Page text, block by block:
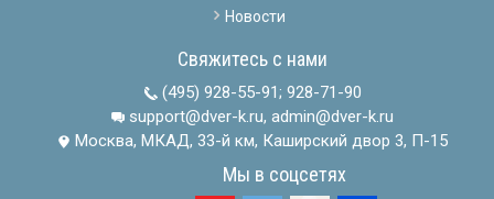
Новости
Свяжитесь с нами
(495) 928-55-91; 928-71-90
support@dver-k.ru, admin@dver-k.ru
Москва, МКАД, 33-й км, Каширский двор 3, П-15
Мы в соцсетях